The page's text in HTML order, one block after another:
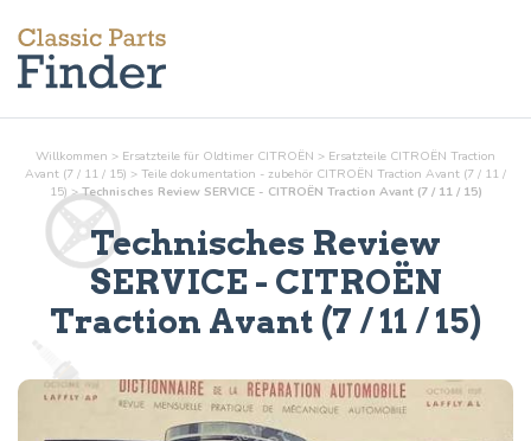
Willkommen > Ersatzteile für Oldtimer CITROËN > Ersatzteile CITROËN Traction
Avant (7 / 11 / 15) > Teile dokumentation - zubehör CITROËN Traction Avant (7 / 11 /
15) >Technisches Review SERVICE - CITROËN Traction Avant (7 / 11 / 15)
Technisches Review
SERVICE - CITROËN
Traction Avant (7 / 11 / 15)